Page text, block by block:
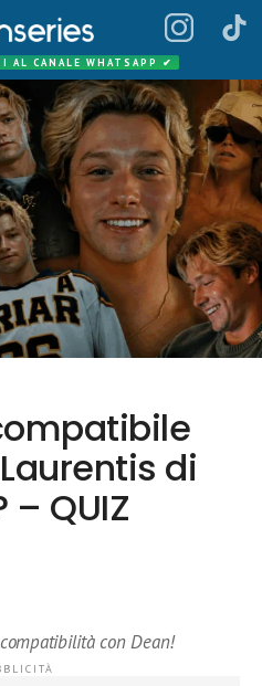
AL CANALE WHATSAPP ✔
di
QUIZ
con Dean!